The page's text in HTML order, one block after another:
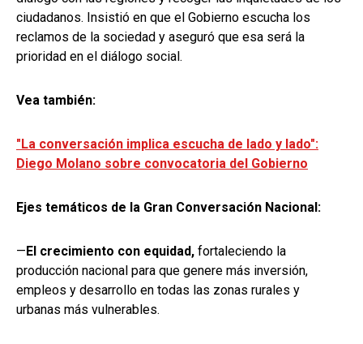
ciudadanos. Insistió en que el Gobierno escucha los
reclamos de la sociedad y aseguró que esa será la
prioridad en el diálogo social.
Vea también:
"La conversación implica escucha de lado y lado":
Diego Molano sobre convocatoria del Gobierno
Ejes temáticos de la Gran Conversación Nacional:
—El crecimiento con equidad, fortaleciendo la
producción nacional para que genere más inversión,
empleos y desarrollo en todas las zonas rurales y
urbanas más vulnerables.